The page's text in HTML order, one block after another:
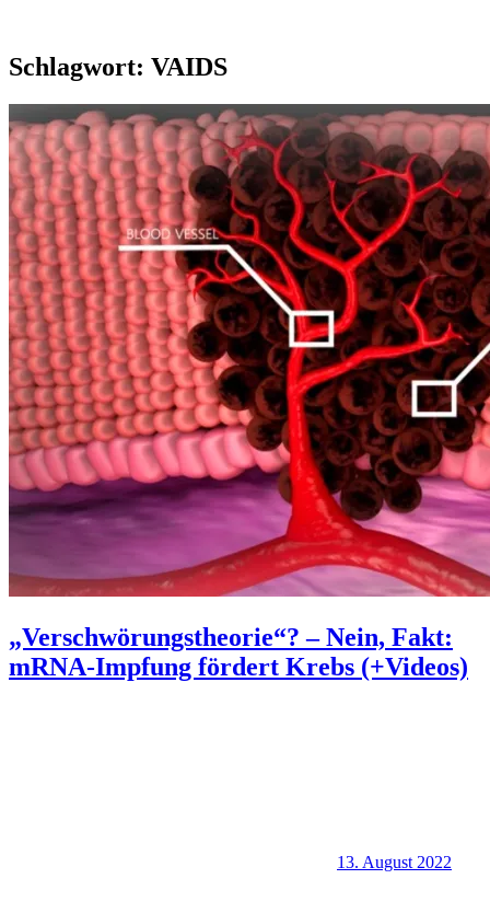
Schlagwort: VAIDS
„Verschwörungstheorie“? – Nein, Fakt:
mRNA-Impfung fördert Krebs (+Videos)
13. August 2022